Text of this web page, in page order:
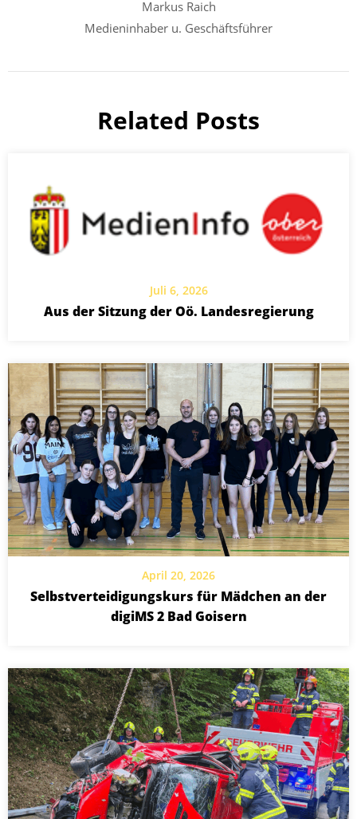
Markus Raich
Medieninhaber u. Geschäftsführer
Related Posts
Juli 6, 2026
Aus der Sitzung der Oö. Landesregierung
April 20, 2026
Selbstverteidigungskurs für Mädchen an der
digiMS 2 Bad Goisern